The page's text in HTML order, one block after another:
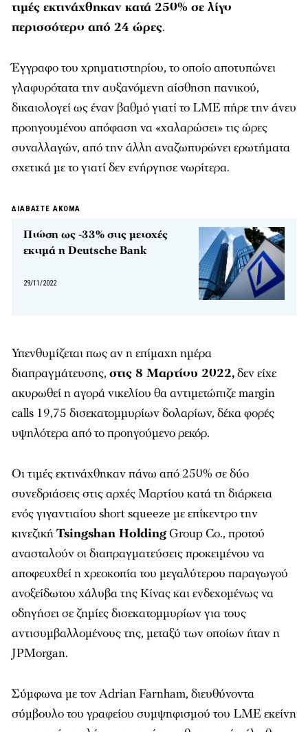
τιμές εκτινάχθηκαν κατά 250% σε λίγο
περισσότερο από 24 ώρες.
Έγγραφο του χρηματιστηρίου, το οποίο αποτυπώνει
γλαφυρότατα την αυξανόμενη αίσθηση πανικού,
δικαιολογεί ως έναν βαθμό γιατί το LME πήρε την άνευ
προηγουμένου απόφαση να «χαλαρώσει» τις ώρες
συναλλαγών, από την άλλη αναζωπυρώνει ερωτήματα
σχετικά με το γιατί δεν ενήργησε νωρίτερα.
ΔΙΑΒΑΣΤΕ ΑΚΟΜΑ
Πτώση ως -33% στις μετοχές
εκτιμά η Deutsche Bank
29/11/2022
Υπενθυμίζεται πως αν η επίμαχη ημέρα
διαπραγμάτευσης, στις 8 Μαρτίου 2022,δεν είχε
ακυρωθεί η αγορά νικελίου θα αντιμετώπιζε margin
calls 19,75 δισεκατομμυρίων δολαρίων, δέκα φορές
υψηλότερα από το προηγούμενο ρεκόρ.
Οι τιμές εκτινάχθηκαν πάνω από 250% σε δύο
συνεδριάσεις στις αρχές Μαρτίου κατά τη διάρκεια
ενός γιγαντιαίου short squeeze με επίκεντρο την
κινεζικήTsingshan HoldingGroup Co., προτού
ανασταλούν οι διαπραγματεύσεις προκειμένου να
αποφευχθεί η χρεοκοπία του μεγαλύτερου παραγωγού
ανοξείδωτου χάλυβα της Κίνας και ενδεχομένως να
οδηγήσει σε ζημίες δισεκατομμυρίων για τους
αντισυμβαλλομένους της, μεταξύ των οποίων ήταν η
JPMorgan.
Σύμφωνα με τον Adrian Farnham, διευθύνοντα
σύμβουλο του γραφείου συμψηφισμού του LME εκείνη